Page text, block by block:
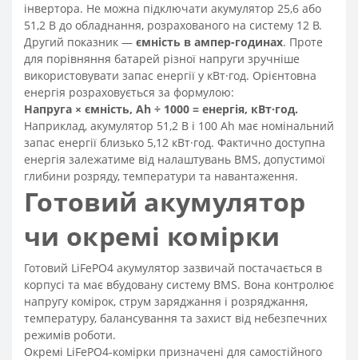
інвертора. Не можна підключати акумулятор 25,6 або
51,2 В до обладнання, розрахованого на систему 12 В.
Другий показник — ємність в ампер-годинах. Проте
для порівняння батарей різної напруги зручніше
використовувати запас енергії у кВт·год. Орієнтовна
енергія розраховується за формулою:
Напруга × ємність, Ah ÷ 1000 = енергія, кВт·год.
Наприклад, акумулятор 51,2 В і 100 Ah має номінальний
запас енергії близько 5,12 кВт·год. Фактично доступна
енергія залежатиме від налаштувань BMS, допустимої
глибини розряду, температури та навантаження.
Готовий акумулятор
чи окремі комірки
Готовий LiFePO4 акумулятор зазвичай постачається в
корпусі та має вбудовану систему BMS. Вона контролює
напругу комірок, струм заряджання і розряджання,
температуру, балансування та захист від небезпечних
режимів роботи.
Окремі LiFePO4-комірки призначені для самостійного